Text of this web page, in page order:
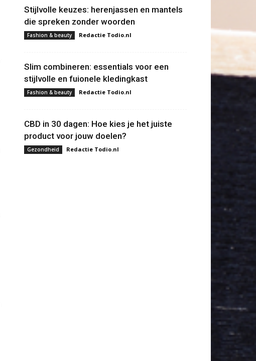
Stijlvolle keuzes: herenjassen en mantels
die spreken zonder woorden
Fashion & beauty Redactie Todio.nl
Slim combineren: essentials voor een
stijlvolle en fuionele kledingkast
Fashion & beauty Redactie Todio.nl
CBD in 30 dagen: Hoe kies je het juiste
product voor jouw doelen?
Gezondheid Redactie Todio.nl